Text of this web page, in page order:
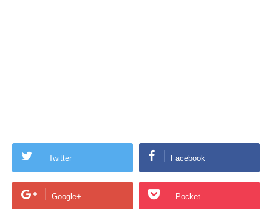
Twitter Facebook
Google+ Pocket